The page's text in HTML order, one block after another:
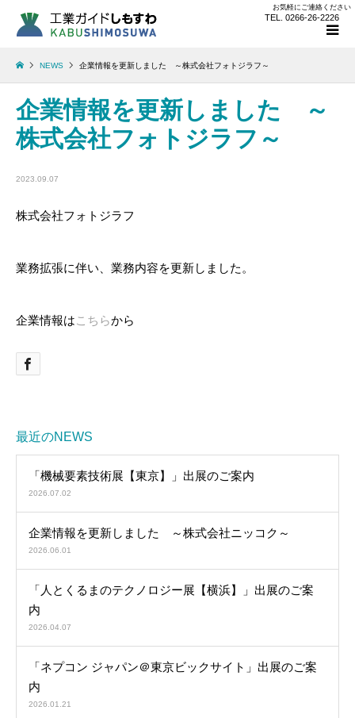
お気軽にご連絡ください
TEL. 0266-26-2226
NEWS 企業情報を更新しました ～株式会社フォトジラフ～
企業情報を更新しました ～
株式会社フォトジラフ～
2023.09.07
株式会社フォトジラフ
業務拡張に伴い、業務内容を更新しました。
企業情報はこちらから
最近のNEWS
「機械要素技術展【東京】」出展のご案内
2026.07.02
企業情報を更新しました ～株式会社ニッコク～
2026.06.01
「人とくるまのテクノロジー展【横浜】」出展のご案
内
2026.04.07
「ネプコン ジャパン＠東京ビックサイト」出展のご案
内
2026.01.21